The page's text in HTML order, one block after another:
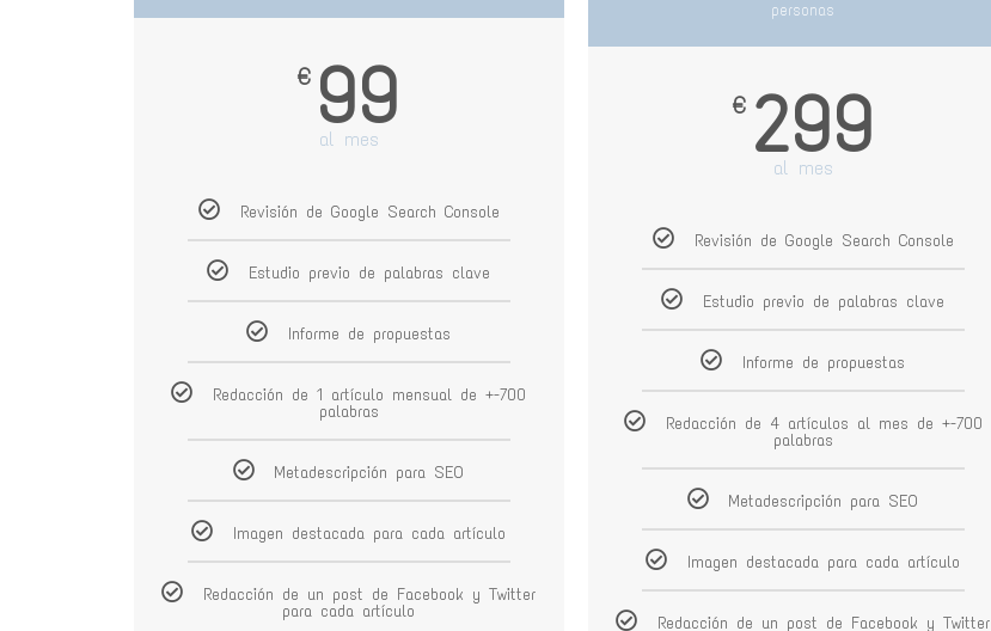
€ 99
al mes
Revisión de Google Search Console
Estudio previo de palabras clave
Informe de propuestas
Redacción de 1 artículo mensual de +-700
palabras
Metadescripción para SEO
Imagen destacada para cada artículo
Redacción de un post de Facebook y Twitter
para cada artículo
personas
€ 299
al mes
Revisión de Google Search Console
Estudio previo de palabras clave
Informe de propuestas
Redacción de 4 artículos al mes de +-700
palabras
Metadescripción para SEO
Imagen destacada para cada artículo
Redacción de un post de Facebook y Twitter